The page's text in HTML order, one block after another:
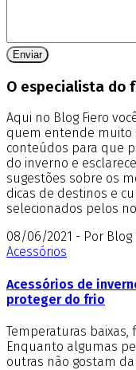
O especialista do
Aqui no Blog Fiero
quem entende muito
conteúdos para que
do inverno e
sugestões sobre os
dicas de destinos e
selecionados pelos
08/06/2021 - Por Blog
Acessórios
Acessórios de
proteger do frio
Temperaturas baixas,
Enquanto algumas
outras não gostam da